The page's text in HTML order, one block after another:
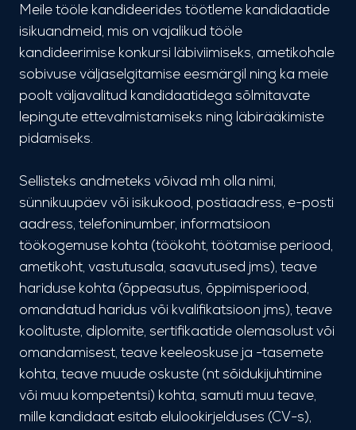
Meile tööle kandideerides töötleme kandidaatide
isikuandmeid, mis on vajalikud tööle
kandideerimise konkursi läbiviimiseks, ametikohale
sobivuse väljaselgitamise eesmärgil ning ka meie
poolt väljavalitud kandidaatidega sõlmitavate
lepingute ettevalmistamiseks ning läbirääkimiste
pidamiseks.
Sellisteks andmeteks võivad mh olla nimi,
sünnikuupäev või isikukood, postiaadress, e-posti
aadress, telefoninumber, informatsioon
töökogemuse kohta (töökoht, töötamise periood,
ametikoht, vastutusala, saavutused jms), teave
hariduse kohta (õppeasutus, õppimisperiood,
omandatud haridus või kvalifikatsioon jms), teave
koolituste, diplomite, sertifikaatide olemasolust või
omandamisest, teave keeleoskuse ja -tasemete
kohta, teave muude oskuste (nt sõidukijuhtimine
või muu kompetentsi) kohta, samuti muu teave,
mille kandidaat esitab elulookirjelduses (CV-s),